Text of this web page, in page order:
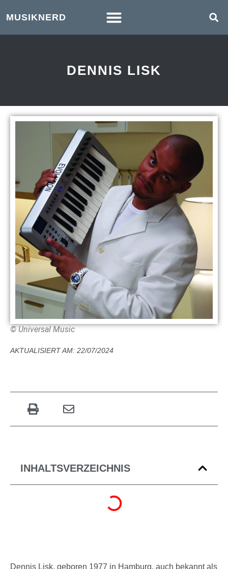
MUSIKNERD
DENNIS LISK
© Universal Music
AKTUALISIERT AM: 22/07/2024
INHALTSVERZEICHNIS
Dennis Lisk, geboren 1977 in Hamburg, auch bekannt als